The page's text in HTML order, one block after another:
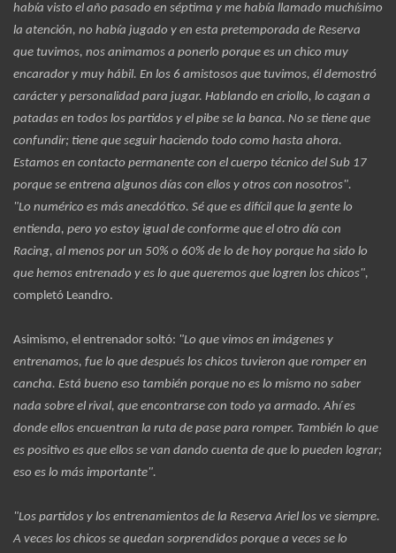
había visto el año pasado en séptima y me había llamado muchísimo
la atención, no había jugado y en esta pretemporada de Reserva
que tuvimos, nos animamos a ponerlo porque es un chico muy
encarador y muy hábil. En los 6 amistosos que tuvimos, él demostró
carácter y personalidad para jugar. Hablando en criollo, lo cagan a
patadas en todos los partidos y el pibe se la banca. No se tiene que
confundir; tiene que seguir haciendo todo como hasta ahora.
Estamos en contacto permanente con el cuerpo técnico del Sub 17
porque se entrena algunos días con ellos y otros con nosotros".
"Lo numérico es más anecdótico. Sé que es difícil que la gente lo
entienda, pero yo estoy igual de conforme que el otro día con
Racing, al menos por un 50% o 60% de lo de hoy porque ha sido lo
que hemos entrenado y es lo que queremos que logren los chicos",
completó Leandro.
Asimismo, el entrenador soltó: "Lo que vimos en imágenes y
entrenamos, fue lo que después los chicos tuvieron que romper en
cancha. Está bueno eso también porque no es lo mismo no saber
nada sobre el rival, que encontrarse con todo ya armado. Ahí es
donde ellos encuentran la ruta de pase para romper. También lo que
es positivo es que ellos se van dando cuenta de que lo pueden lograr;
eso es lo más importante".
"Los partidos y los entrenamientos de la Reserva Ariel los ve siempre.
A veces los chicos se quedan sorprendidos porque a veces se lo